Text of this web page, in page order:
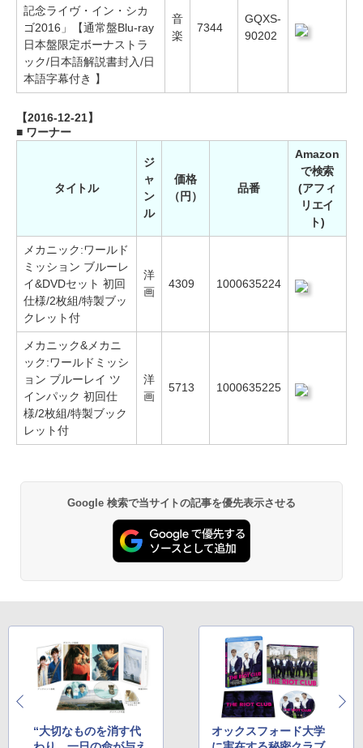
記念ライヴ・イン・シカ
ゴ2016」【通常盤Blu-ray
日本盤限定ボーナストラ
ック/日本語解説書封入/日
本語字幕付き 】
音
楽
7344
GQXS-
90202
【2016-12-21】
■ ワーナー
タイトル
ジ
ャ
ン
ル
価格
（円）
品番
Amazon
で検索
(アフィ
リエイ
ト)
メカニック:ワールド
ミッション ブルーレ
イ&DVDセット 初回
仕様/2枚組/特製ブッ
クレット付
洋
画
4309 1000635224
メカニック&メカニ
ック:ワールドミッシ
ョン ブルーレイ ツ
インパック 初回仕
様/2枚組/特製ブック
レット付
洋
画
5713 1000635225
Google 検索で当サイトの記事を優先表示させる
“大切なものを消す代
オックスフォード大学